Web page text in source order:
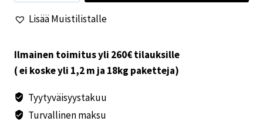
Ducato
2007-
määrä
Lisää Muistilistalle
Ilmainen toimitus yli 260€ tilauksille
( ei koske yli 1,2 m ja 18kg paketteja)
Tyytyväisyystakuu
Turvallinen maksu